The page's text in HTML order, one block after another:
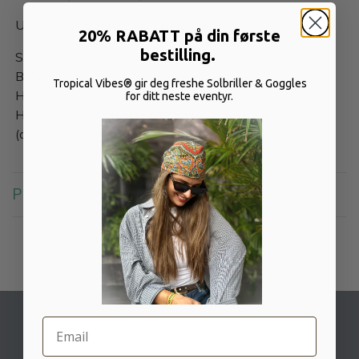
Unisex - One Size - fits almost all
Størrelse:
B: 24 cm
H: 23 cm
Høyde brett: 8 cm eller velg selv!
(alle mål er +/- 0.5 cm)
PRODUKTOMTALER
20% RABATT på din første
bestilling.
Tropical Vibes® gir deg freshe Solbriller & Goggles
for ditt neste eventyr.
Email